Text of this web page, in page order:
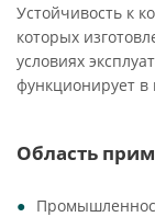
Устойчивость к
которых
условиях
функционирует
Область